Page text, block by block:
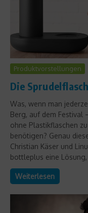
Produktvorstellungen
Die
Was, wenn man
Berg, auf dem Festival
ohne Plastikflaschen
benötigen? Genau
Christian Käser und
bottleplus eine
Weiterlesen